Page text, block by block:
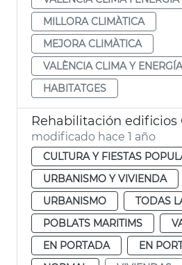
MILLORA CLIMÀTICA
MEJORA CLIMÀTICA
VALÈNCIA CLIMA Y ENERGÍA
HABITATGES
modificado hace 1 año
CULTURA Y FIESTAS
URBANISMO Y VIVIENDA
URBANISMO
TODAS
POBLATS MARITIMS
EN PORTADA
EN